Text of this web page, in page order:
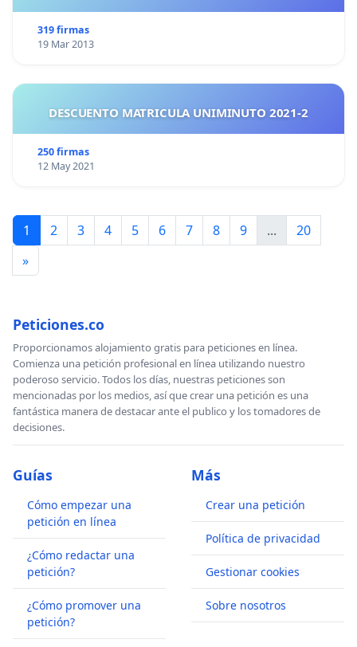
319 firmas
19 Mar 2013
DESCUENTO MATRICULA UNIMINUTO 2021-2
250 firmas
12 May 2021
1 2 3 4 5 6 7 8 9 ...
20
»
Peticiones.co
Proporcionamos alojamiento gratis para peticiones en línea.
Comienza una petición profesional en línea utilizando nuestro
poderoso servicio. Todos los días, nuestras peticiones son
mencionadas por los medios, así que crear una petición es una
fantástica manera de destacar ante el publico y los tomadores de
decisiones.
Guías
Cómo empezar una
petición en línea
¿Cómo redactar una
petición?
¿Cómo promover una
petición?
Más
Crear una petición
Política de privacidad
Gestionar cookies
Sobre nosotros